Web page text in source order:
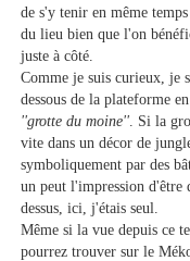
de s'y tenir en même
du lieu bien que l'on
juste à côté.
Comme je suis curieux, je
dessous de la plateforme
''grotte du moine'' . Si la
vite dans un décor de
symboliquement par des
un peut l'impression d'être
dessus, ici, j'étais seul.
Même si la vue depuis ce
pourrez trouver sur le